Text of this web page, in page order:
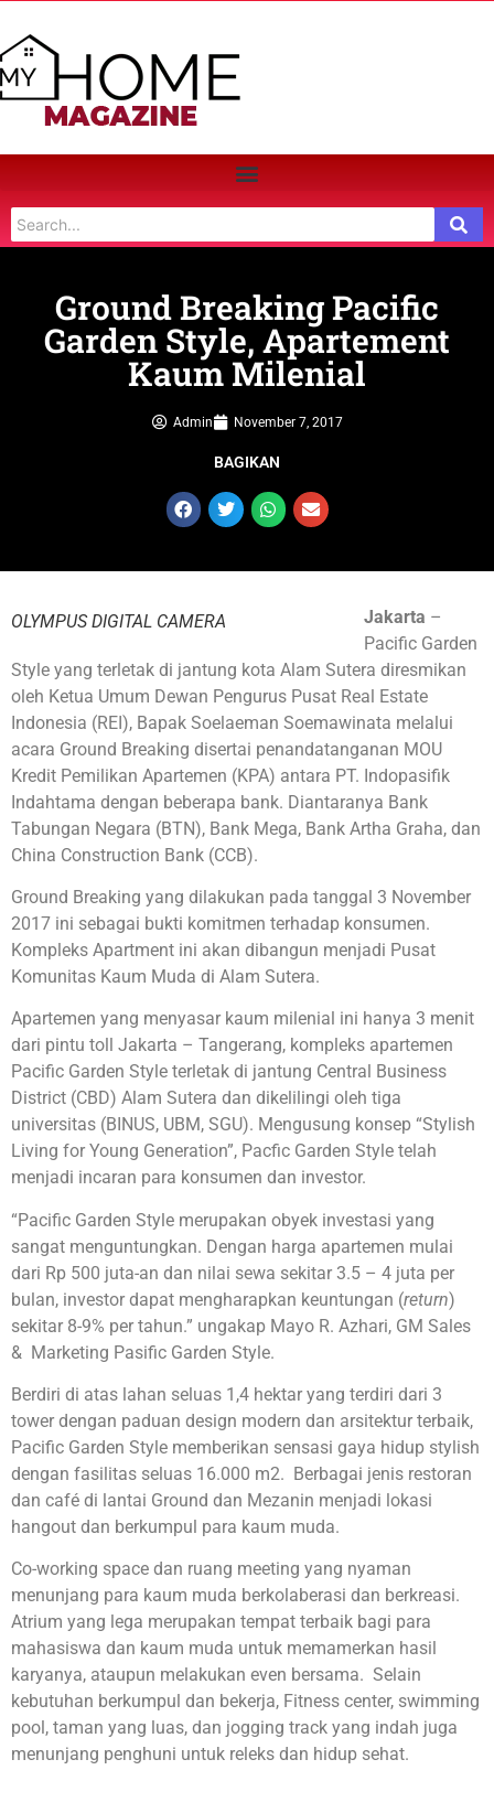
Ground Breaking Pacific
Garden Style, Apartement
Kaum Milenial
Admin November 7, 2017
BAGIKAN
OLYMPUS DIGITAL CAMERA Jakarta –
Pacific Garden
Style yang terletak di jantung kota Alam Sutera diresmikan
oleh Ketua Umum Dewan Pengurus Pusat Real Estate
Indonesia (REI), Bapak Soelaeman Soemawinata melalui
acara Ground Breaking disertai penandatanganan MOU
Kredit Pemilikan Apartemen (KPA) antara PT. Indopasifik
Indahtama dengan beberapa bank. Diantaranya Bank
Tabungan Negara (BTN), Bank Mega, Bank Artha Graha, dan
China Construction Bank (CCB).
Ground Breaking yang dilakukan pada tanggal 3 November
2017 ini sebagai bukti komitmen terhadap konsumen.
Kompleks Apartment ini akan dibangun menjadi Pusat
Komunitas Kaum Muda di Alam Sutera.
Apartemen yang menyasar kaum milenial ini hanya 3 menit
dari pintu toll Jakarta – Tangerang, kompleks apartemen
Pacific Garden Style terletak di jantung Central Business
District (CBD) Alam Sutera dan dikelilingi oleh tiga
universitas (BINUS, UBM, SGU). Mengusung konsep “Stylish
Living for Young Generation”, Pacfic Garden Style telah
menjadi incaran para konsumen dan investor.
“Pacific Garden Style merupakan obyek investasi yang
sangat menguntungkan. Dengan harga apartemen mulai
dari Rp 500 juta-an dan nilai sewa sekitar 3.5 – 4 juta per
bulan, investor dapat mengharapkan keuntungan (return)
sekitar 8-9% per tahun.” ungakap Mayo R. Azhari, GM Sales
& Marketing Pasific Garden Style.
Berdiri di atas lahan seluas 1,4 hektar yang terdiri dari 3
tower dengan paduan design modern dan arsitektur terbaik,
Pacific Garden Style memberikan sensasi gaya hidup stylish
dengan fasilitas seluas 16.000 m2. Berbagai jenis restoran
dan café di lantai Ground dan Mezanin menjadi lokasi
hangout dan berkumpul para kaum muda.
Co-working space dan ruang meeting yang nyaman
menunjang para kaum muda berkolaberasi dan berkreasi.
Atrium yang lega merupakan tempat terbaik bagi para
mahasiswa dan kaum muda untuk memamerkan hasil
karyanya, ataupun melakukan even bersama. Selain
kebutuhan berkumpul dan bekerja, Fitness center, swimming
pool, taman yang luas, dan jogging track yang indah juga
menunjang penghuni untuk releks dan hidup sehat.